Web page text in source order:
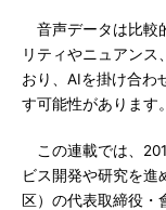
音声データは比較
リティやニュアン
おり、AIを掛け合わ
す可能性があります。
この連載では、
ビス開発や研究を進
区）の代表取締役・